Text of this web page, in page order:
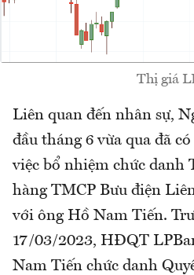
Thị giá
Liên quan đến nhân sự,
đầu tháng 6 vừa qua đã
việc bổ nhiệm chức danh
hàng TMCP Bưu điện
với ông Hồ Nam Tiến.
17/03/2023, HĐQT
Nam Tiến chức danh